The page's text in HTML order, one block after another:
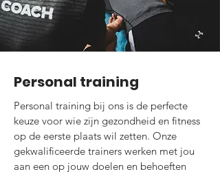
Personal training
Personal training bij ons is de perfecte
keuze voor wie zijn gezondheid en fitness
op de eerste plaats wil zetten. Onze
gekwalificeerde trainers werken met jou
aan een op jouw doelen en behoeften